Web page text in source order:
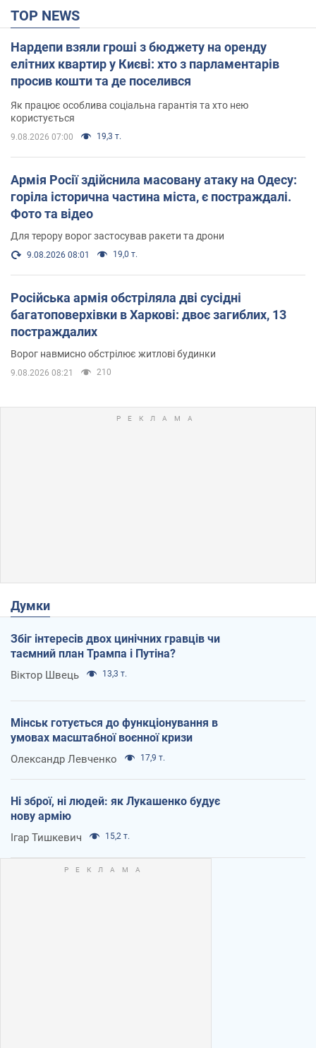
TOP NEWS
Нардепи взяли гроші з бюджету на оренду
елітних квартир у Києві: хто з парламентарів
просив кошти та де поселився
Як працює особлива соціальна гарантія та хто нею
користується
9.08.2026 07:00 19,3 т.
Армія Росії здійснила масовану атаку на Одесу:
горіла історична частина міста, є постраждалі.
Фото та відео
Для терору ворог застосував ракети та дрони
9.08.2026 08:01 19,0 т.
Російська армія обстріляла дві сусідні
багатоповерхівки в Харкові: двоє загиблих, 13
постраждалих
Ворог навмисно обстрілює житлові будинки
9.08.2026 08:21 210
Думки
Збіг інтересів двох цинічних гравців чи
таємний план Трампа і Путіна?
Віктор Швець 13,3 т.
Мінськ готується до функціонування в
умовах масштабної воєнної кризи
Олександр Левченко 17,9 т.
Ні зброї, ні людей: як Лукашенко будує
нову армію
Ігар Тишкевич 15,2 т.